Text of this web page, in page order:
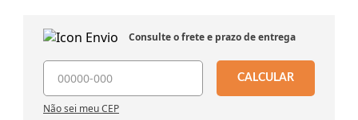
Consulte o frete e prazo de entrega
CALCULAR
Não sei meu CEP